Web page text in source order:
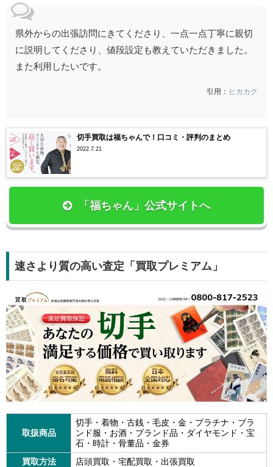
県外からの出張訪問にきてくださり、一点一点丁寧に親切
に説明してくださり、値段設定も教えていただきました。
また利用したいです。
引用： ヒカカク
切手買取は福ちゃんで！口コミ・評判のまとめ
2022.7.21
「福ちゃん」公式サイトへ
速さより質の高い査定「買取プレミアム」
取扱商品
切手・着物・古銭・毛皮・金・プラチナ・ブラ
ンド服・お酒・ブランド品・ダイヤモンド・宝
石・時計・骨董品・金券
買取方法 店頭買取・宅配買取・出張買取